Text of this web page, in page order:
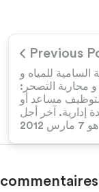
Previous
السامية للمياه و
و محاربة التصحر:
لتوظيف مساعد أو
إدارية. آخر أجل
هو 7 مارس 2012
commentaires